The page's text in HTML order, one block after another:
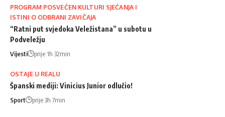
PROGRAM POSVEĆEN KULTURI SJEĆANJA I
ISTINI O ODBRANI ZAVIČAJA
“Ratni put svjedoka Veležistana” u subotu u
Podveležju
Vijesti prije 1h 32min
OSTAJE U REALU
Španski mediji: Vinicius Junior odlučio!
Sport prije 3h 7min